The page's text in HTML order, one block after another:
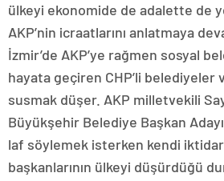
ülkeyi ekonomide de adalette de
AKP’nin icraatlarını anlatmaya
İzmir’de AKP’ye rağmen sosyal
hayata geçiren CHP’li belediyeler
susmak düşer. AKP milletvekili
Büyükşehir Belediye Başkan
laf söylemek isterken kendi
başkanlarının ülkeyi düşürdüğü